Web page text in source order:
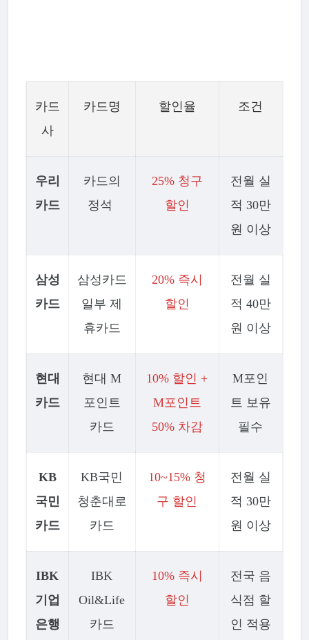
카드
사
카드명 할인율 조건
우리
카드
카드의
정석
25% 청구
할인
전월 실
적 30만
원 이상
삼성
카드
삼성카드
일부 제
휴카드
20% 즉시
할인
전월 실
적 40만
원 이상
현대
카드
현대 M
포인트
카드
10% 할인 +
M포인트
50% 차감
M포인
트 보유
필수
KB
국민
카드
KB국민
청춘대로
카드
10~15% 청
구 할인
전월 실
적 30만
원 이상
IBK
기업
은행
IBK
Oil&Life
카드
10% 즉시
할인
전국 음
식점 할
인 적용